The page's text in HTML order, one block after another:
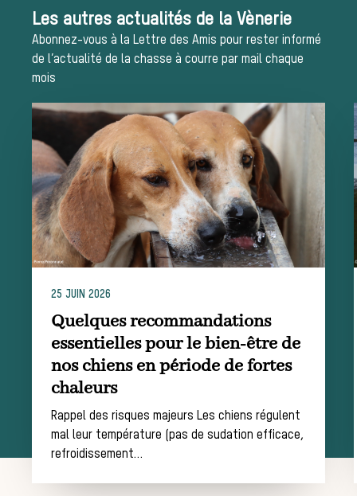
chasse à courre
Équipages
La trompe de
chasse
Assister à une chasse à courre
Déroulement
d’une journée de
chasse
Les autres actualités de la Vènerie
Abonnez-vous à la Lettre des Amis pour rester informé
de l’actualité de la chasse à courre par mail chaque
mois
25 JUIN 2026
Quelques recommandations
essentielles pour le bien-être de
nos chiens en période de fortes
chaleurs
Rappel des risques majeurs Les chiens régulent
mal leur température (pas de sudation efficace,
refroidissement…